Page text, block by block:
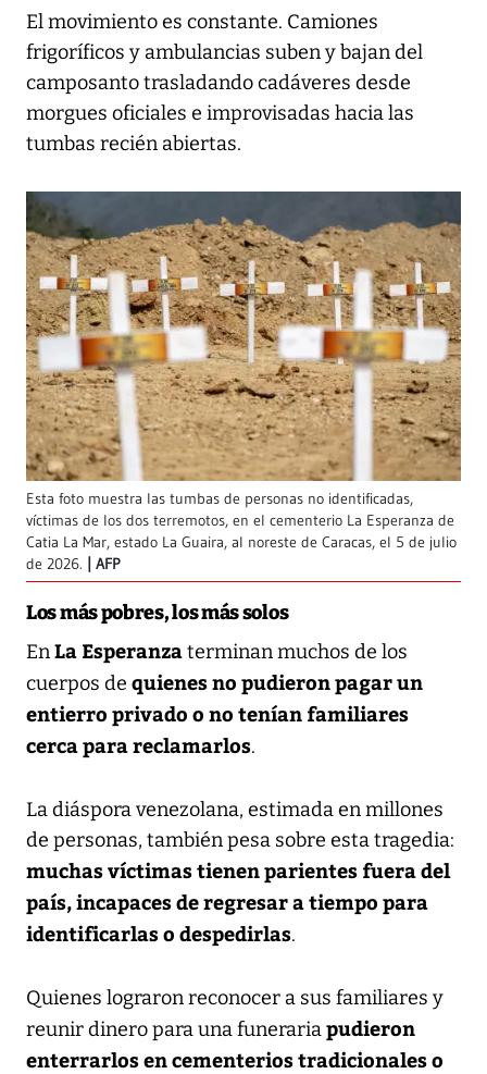
El movimiento es constante. Camiones
frigoríficos y ambulancias suben y bajan del
camposanto trasladando cadáveres desde
morgues oficiales e improvisadas hacia las
tumbas recién abiertas.
Esta foto muestra las tumbas de personas no identificadas,
víctimas de los dos terremotos, en el cementerio La Esperanza de
Catia La Mar, estado La Guaira, al noreste de Caracas, el 5 de julio
de 2026.
AFP
Los más pobres, los más solos
EnLa Esperanzaterminan muchos de los
cuerpos de quienes no pudieron pagar un
entierro privado o no tenían familiares
cerca para reclamarlos.
La diáspora venezolana, estimada en millones
de personas, también pesa sobre esta tragedia:
muchas víctimas tienen parientes fuera del
país, incapaces de regresar a tiempo para
identificarlas o despedirlas.
Quienes lograron reconocer a sus familiares y
reunir dinero para una funerariapudieron
enterrarlos en cementerios tradicionales o